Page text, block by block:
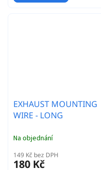
EXHAUST MOUNTING
WIRE - LONG
Na objednání
149 Kč bez DPH
180 Kč